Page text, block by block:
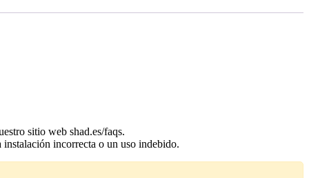
sitio web shad.es/faqs.
instalación incorrecta o un uso indebido.